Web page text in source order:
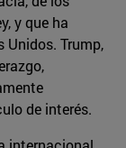
y que ha
Unidos. Trump,
de interés.